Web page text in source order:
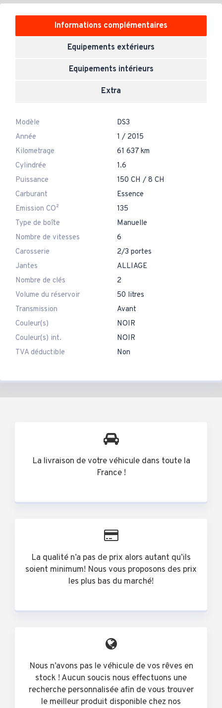
Informations complémentaires
Equipements extérieurs
Equipements intérieurs
Extra
Modèle
DS3
Année
1 / 2015
Kilometrage
61 637 km
Cylindrée
1.6
Puissance
150 CH / 8 CH
Carburant
Essence
Emission CO²
135
Type de boîte
Manuelle
Nombre de vitesses
6
Carosserie
2/3 portes
Jantes
ALLIAGE
Nombre de clés
2
Volume du réservoir
50 litres
Transmission
Avant
Couleur(s)
NOIR
Couleur(s) int.
NOIR
TVA déductible
Non
La livraison de votre véhicule dans toute la
France !
La qualité n’a pas de prix alors autant qu’ils
soient minimum! Nous vous proposons des prix
les plus bas du marché!
Nous n’avons pas le véhicule de vos rêves en
stock ! Aucun soucis nous effectuons une
recherche personnalisée afin de vous trouver
le meilleur produit disponible chez nos